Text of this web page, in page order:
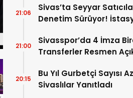
Sivas’ta Seyyar
Denetim Sürüyor!
21:06
Sivasspor’da 4 İmza
Transferler Resmen
21:00
Bu Yıl Gurbetçi Sayısı
Sivaslılar Yanıtladı
20:15